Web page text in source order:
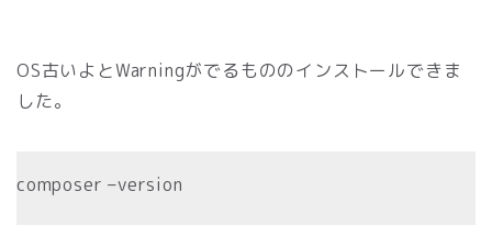
OS古いよとWarningがでるもののインストールできま
した。
composer –version